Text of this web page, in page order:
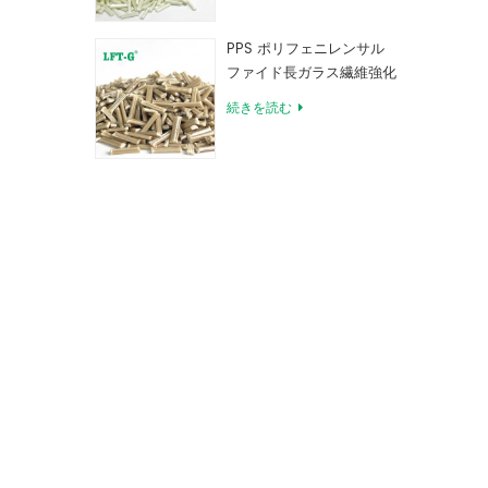
PPS ポリフェニレンサル
ファイド長ガラス繊維強化
コンパウンド
続きを読む